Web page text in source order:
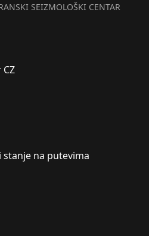
SEIZMOLOŠKI CENTAR
stanje na putevima